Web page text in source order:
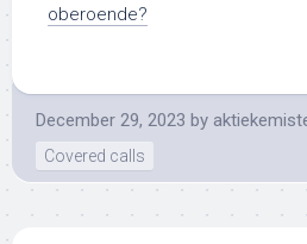
oberoende?
December 29, 2023 by
Covered calls